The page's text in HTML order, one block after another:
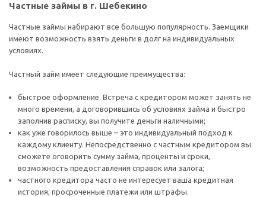
Частные займы в г. Шебекино
Частные займы набирают всё большую популярность. Заемщики
имеют возможность взять деньги в долг на индивидуальных
условиях.
Частный займ имеет следующие преимущества:
быстрое оформление. Встреча с кредитором может занять не
много времени, а договорившись об условиях займа и быстро
заполнив расписку, вы получите деньги наличными;
как уже говорилось выше – это индивидуальный подход к
каждому клиенту. Непосредственно с частным кредитором вы
сможете оговорить сумму займа, проценты и сроки,
возможность предоставления справок или залога;
частного кредитора часто не интересует ваша кредитная
история, просроченные платежи или штрафы.